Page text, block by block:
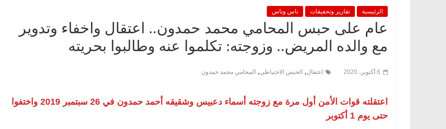
الرئيسية تقارير وتحقيقات ناس وناس
عام على حبس المحامي محمد حمدون.. اعتقال واخفاء وتدوير
مع والده المريض.. وزوجته: تكلموا عنه وطالبوا بحريته
6 أكتوبر، 2020 اعتقال, الحبس الاحتياطي, المحامي محمد حمدون
اعتقلته قوات الأمن أول مرة مع زوجته أسماء دعبيس وشقيقه أحمد حمدون في 26 سبتمبر 2019 واختفوا
حتى يوم 1 أكتوبر